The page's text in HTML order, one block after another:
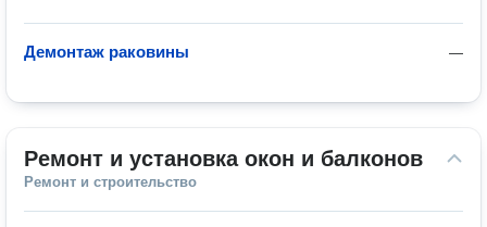
—
Демонтаж раковины
Ремонт и установка окон и балконов
Ремонт и строительство